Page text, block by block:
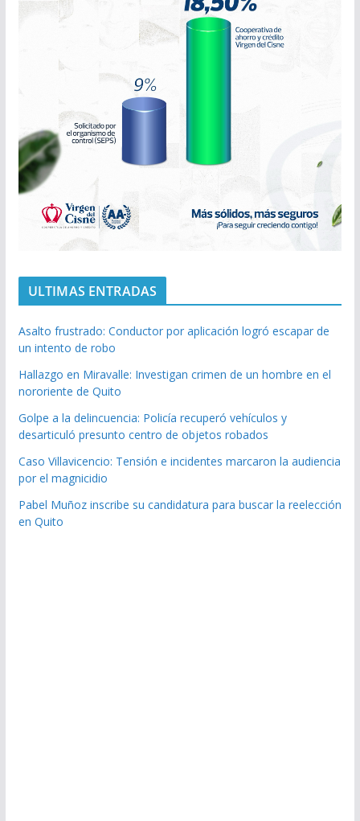
ULTIMAS ENTRADAS
Asalto frustrado: Conductor por aplicación logró escapar de
un intento de robo
Hallazgo en Miravalle: Investigan crimen de un hombre en el
nororiente de Quito
Golpe a la delincuencia: Policía recuperó vehículos y
desarticuló presunto centro de objetos robados
Caso Villavicencio: Tensión e incidentes marcaron la audiencia
por el magnicidio
Pabel Muñoz inscribe su candidatura para buscar la reelección
en Quito